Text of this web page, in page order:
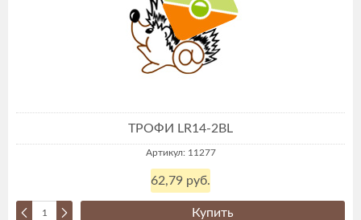
ТРОФИ LR14-2BL
Артикул: 11277
62,79 руб.
Купить